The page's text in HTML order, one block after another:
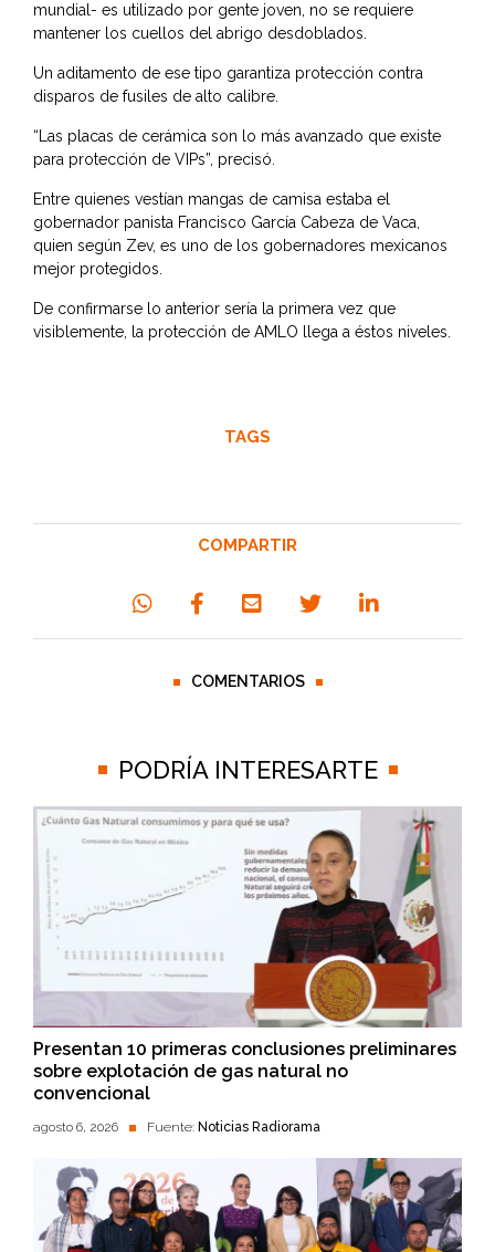
mundial- es utilizado por gente joven, no se requiere
mantener los cuellos del abrigo desdoblados.
Un aditamento de ese tipo garantiza protección contra
disparos de fusiles de alto calibre.
“Las placas de cerámica son lo más avanzado que existe
para protección de VIPs”, precisó.
Entre quienes vestían mangas de camisa estaba el
gobernador panista Francisco García Cabeza de Vaca,
quien según Zev, es uno de los gobernadores mexicanos
mejor protegidos.
De confirmarse lo anterior sería la primera vez que
visiblemente, la protección de AMLO llega a éstos niveles.
TAGS
COMPARTIR
COMENTARIOS
PODRÍA INTERESARTE
Presentan 10 primeras conclusiones preliminares
sobre explotación de gas natural no
convencional
agosto 6, 2026 Fuente: Noticias Radiorama